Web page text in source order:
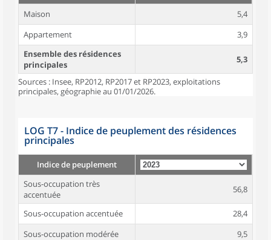
Maison
5,4
Appartement
3,9
Ensemble des résidences
principales
5,3
Sources : Insee, RP2012, RP2017 et RP2023, exploitations
principales, géographie au 01/01/2026.
LOG T7 - Indice de peuplement des résidences
principales
Indice de peuplement
Sous-occupation très
accentuée
56,8
Sous-occupation accentuée
28,4
Sous-occupation modérée
9,5